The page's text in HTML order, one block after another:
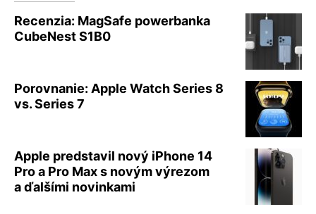
Recenzia: MagSafe powerbanka
CubeNest S1B0
Porovnanie: Apple Watch Series 8
vs. Series 7
Apple predstavil nový iPhone 14
Pro a Pro Max s novým výrezom
a ďalšími novinkami